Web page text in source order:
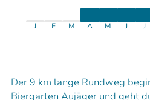
J F M A M J J
Der 9 km lange Rundweg
Biergarten Aujäger und geht